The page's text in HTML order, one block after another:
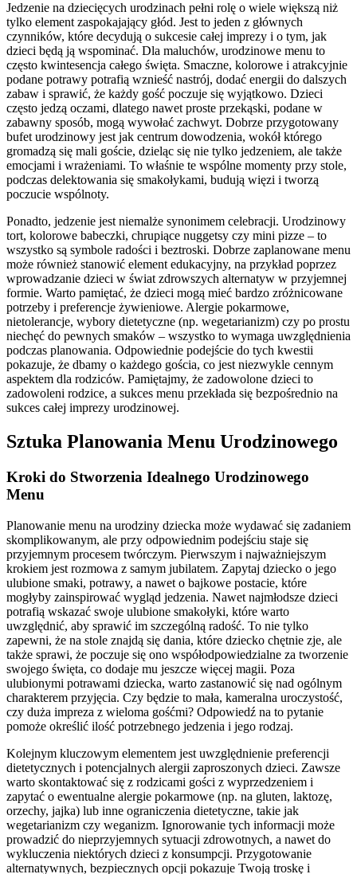
Jedzenie na dziecięcych urodzinach pełni rolę o wiele większą niż
tylko element zaspokajający głód. Jest to jeden z głównych
czynników, które decydują o sukcesie całej imprezy i o tym, jak
dzieci będą ją wspominać. Dla maluchów, urodzinowe menu to
często kwintesencja całego święta. Smaczne, kolorowe i atrakcyjnie
podane potrawy potrafią wznieść nastrój, dodać energii do dalszych
zabaw i sprawić, że każdy gość poczuje się wyjątkowo. Dzieci
często jedzą oczami, dlatego nawet proste przekąski, podane w
zabawny sposób, mogą wywołać zachwyt. Dobrze przygotowany
bufet urodzinowy jest jak centrum dowodzenia, wokół którego
gromadzą się mali goście, dzieląc się nie tylko jedzeniem, ale także
emocjami i wrażeniami. To właśnie te wspólne momenty przy stole,
podczas delektowania się smakołykami, budują więzi i tworzą
poczucie wspólnoty.
Ponadto, jedzenie jest niemalże synonimem celebracji. Urodzinowy
tort, kolorowe babeczki, chrupiące nuggetsy czy mini pizze – to
wszystko są symbole radości i beztroski. Dobrze zaplanowane menu
może również stanowić element edukacyjny, na przykład poprzez
wprowadzanie dzieci w świat zdrowszych alternatyw w przyjemnej
formie. Warto pamiętać, że dzieci mogą mieć bardzo zróżnicowane
potrzeby i preferencje żywieniowe. Alergie pokarmowe,
nietolerancje, wybory dietetyczne (np. wegetarianizm) czy po prostu
niechęć do pewnych smaków – wszystko to wymaga uwzględnienia
podczas planowania. Odpowiednie podejście do tych kwestii
pokazuje, że dbamy o każdego gościa, co jest niezwykle cennym
aspektem dla rodziców. Pamiętajmy, że zadowolone dzieci to
zadowoleni rodzice, a sukces menu przekłada się bezpośrednio na
sukces całej imprezy urodzinowej.
Sztuka Planowania Menu Urodzinowego
Kroki do Stworzenia Idealnego Urodzinowego
Menu
Planowanie menu na urodziny dziecka może wydawać się zadaniem
skomplikowanym, ale przy odpowiednim podejściu staje się
przyjemnym procesem twórczym. Pierwszym i najważniejszym
krokiem jest rozmowa z samym jubilatem. Zapytaj dziecko o jego
ulubione smaki, potrawy, a nawet o bajkowe postacie, które
mogłyby zainspirować wygląd jedzenia. Nawet najmłodsze dzieci
potrafią wskazać swoje ulubione smakołyki, które warto
uwzględnić, aby sprawić im szczególną radość. To nie tylko
zapewni, że na stole znajdą się dania, które dziecko chętnie zje, ale
także sprawi, że poczuje się ono współodpowiedzialne za tworzenie
swojego święta, co dodaje mu jeszcze więcej magii. Poza
ulubionymi potrawami dziecka, warto zastanowić się nad ogólnym
charakterem przyjęcia. Czy będzie to mała, kameralna uroczystość,
czy duża impreza z wieloma gośćmi? Odpowiedź na to pytanie
pomoże określić ilość potrzebnego jedzenia i jego rodzaj.
Kolejnym kluczowym elementem jest uwzględnienie preferencji
dietetycznych i potencjalnych alergii zaproszonych dzieci. Zawsze
warto skontaktować się z rodzicami gości z wyprzedzeniem i
zapytać o ewentualne alergie pokarmowe (np. na gluten, laktozę,
orzechy, jajka) lub inne ograniczenia dietetyczne, takie jak
wegetarianizm czy weganizm. Ignorowanie tych informacji może
prowadzić do nieprzyjemnych sytuacji zdrowotnych, a nawet do
wykluczenia niektórych dzieci z konsumpcji. Przygotowanie
alternatywnych, bezpiecznych opcji pokazuje Twoją troskę i